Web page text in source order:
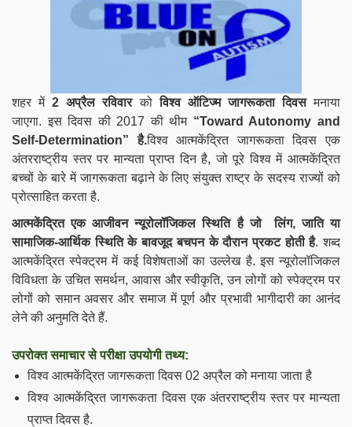
शहर में2 अप्रैल रविवारकोविश्व ऑटिज्म जागरूकता दिवसमनाया
जाएगा. इस दिवस की 2017 की थीम “Toward Autonomy and
Self-Determination” है.विश्व आत्मकेंद्रित जागरूकता दिवस एक
अंतरराष्ट्रीय स्तर पर मान्यता प्राप्त दिन है, जो पूरे विश्व में आत्मकेंद्रित
बच्चों के बारे में जागरूकता बढ़ाने के लिए संयुक्त राष्ट्र के सदस्य राज्यों को
प्रोत्साहित करता है.
आत्मकेंद्रित एक आजीवन न्यूरोलॉजिकल स्थिति है जो
लिंग, जाति या
सामाजिक-आर्थिक स्थिति के बावजूदबचपन के दौरान प्रकट होती है. शब्द
आत्मकेंद्रित स्पेक्ट्रम में कई विशेषताओं का उल्लेख है. इस न्यूरोलॉजिकल
विविधता के उचित समर्थन, आवास और स्वीकृति, उन लोगों को स्पेक्ट्रम पर
लोगों को समान अवसर और समाज में पूर्ण और प्रभावी भागीदारी का आनंद
लेने की अनुमति देते हैं.
उपरोक्त समाचार से परीक्षा उपयोगी तथ्य:
विश्व आत्मकेंद्रित जागरूकता दिवस 02 अप्रैल को मनाया जाता है
विश्व आत्मकेंद्रित जागरूकता दिवस एक अंतरराष्ट्रीय स्तर पर मान्यता
प्राप्त दिवस है.